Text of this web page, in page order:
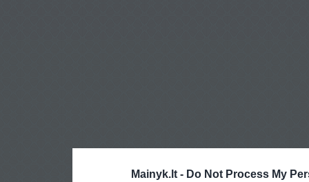
Mainyk.lt - Do Not Process My